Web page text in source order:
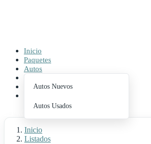
Inicio
Paquetes
Autos
Autos Nuevos
Autos Usados
Contacto
Inicio
Listados